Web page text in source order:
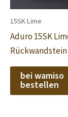
15SK Lime
Aduro 15SK
bei wamiso
bestellen